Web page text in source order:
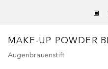
MAKE-UP POWDER
Augenbrauenstift